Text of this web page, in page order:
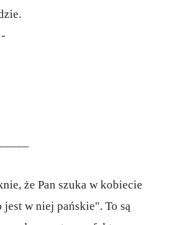
że Pan szuka w kobiecie
w niej pańskie". To są